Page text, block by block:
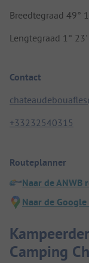
Breedtegraad 49°
Lengtegraad 1°
Contact
+33232540315
Routeplanner
Naar de ANWB
Naar de
Camping